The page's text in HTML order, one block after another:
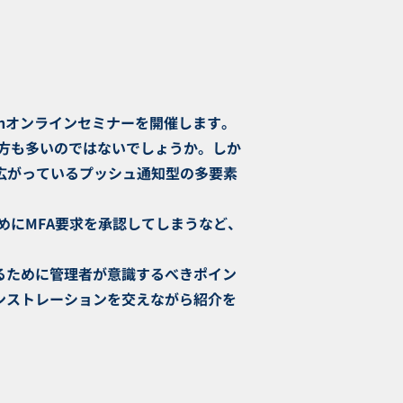
ンラインセミナーを開催します。
も多いのではないでしょうか。しか
っているプッシュ通知型の多要素
MFA要求を承認してしまうなど、
めに管理者が意識するべきポイン
トレーションを交えながら紹介を